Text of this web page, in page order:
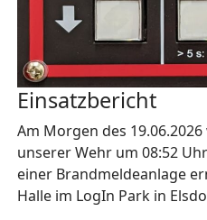
Einsatzbericht
Am Morgen des
unserer Wehr um 08:52
einer Brandmeldeanlage
Halle im LogIn Park in